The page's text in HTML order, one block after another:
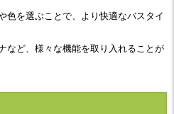
色を選ぶことで、より快適なバスタイ
など、様々な機能を取り入れることが